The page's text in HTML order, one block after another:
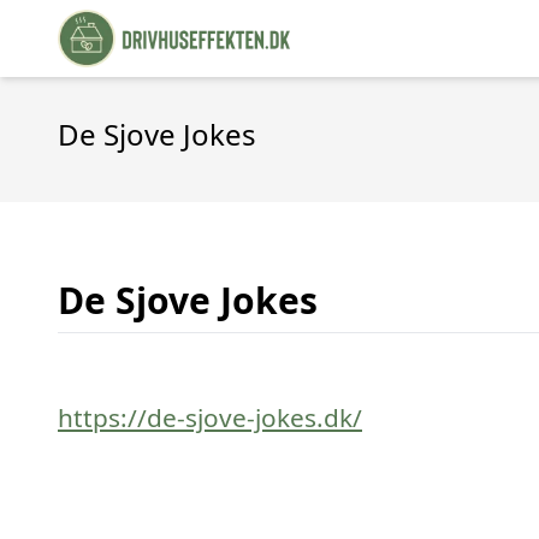
De Sjove Jokes
De Sjove Jokes
https://de-sjove-jokes.dk/